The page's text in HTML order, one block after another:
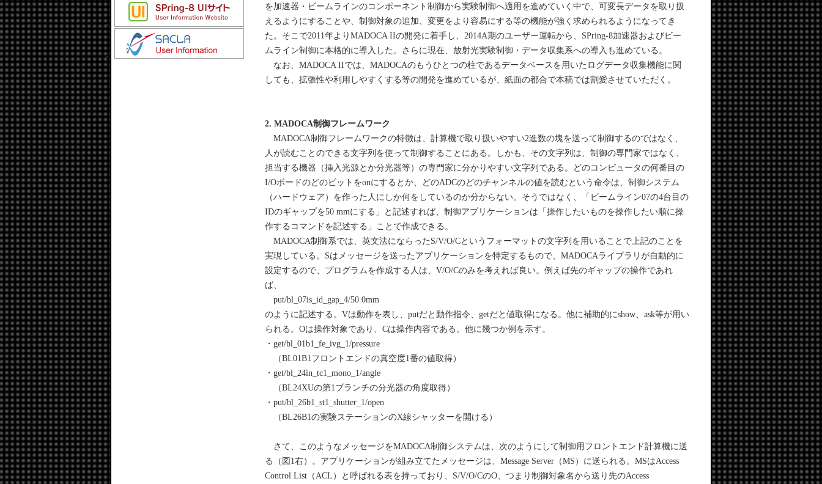
を加速器・ビームラインのコンポーネント制御から実験制御へ適用を進めていく中で、可変長データを取り扱
えるようにすることや、制御対象の追加、変更をより容易にする等の機能が強く求められるようになってき
た。そこで2011年よりMADOCA IIの開発に着手し、2014A期のユーザー運転から、SPring-8加速器およびビー
ムライン制御に本格的に導入した。さらに現在、放射光実験制御・データ収集系への導入も進めている。
なお、MADOCA IIでは、MADOCAのもうひとつの柱であるデータベースを用いたログデータ収集機能に関
しても、拡張性や利用しやすくする等の開発を進めているが、紙面の都合で本稿では割愛させていただく。
2. MADOCA制御フレームワーク
MADOCA制御フレームワークの特徴は、計算機で取り扱いやすい2進数の塊を送って制御するのではなく、
人が読むことのできる文字列を使って制御することにある。しかも、その文字列は、制御の専門家ではなく、
担当する機器（挿入光源とか分光器等）の専門家に分かりやすい文字列である。どのコンピュータの何番目の
I/Oボードのどのビットをonにするとか、どのADCのどのチャンネルの値を読むという命令は、制御システム
（ハードウェア）を作った人にしか何をしているのか分からない。そうではなく、「ビームライン07の4台目の
IDのギャップを50 mmにする」と記述すれば、制御アプリケーションは「操作したいものを操作したい順に操
作するコマンドを記述する」ことで作成できる。
MADOCA制御系では、英文法にならったS/V/O/Cというフォーマットの文字列を用いることで上記のことを
実現している。Sはメッセージを送ったアプリケーションを特定するもので、MADOCAライブラリが自動的に
設定するので、プログラムを作成する人は、V/O/Cのみを考えれば良い。例えば先のギャップの操作であれ
ば、
put/bl_07is_id_gap_4/50.0mm
のように記述する。Vは動作を表し、putだと動作指令、getだと値取得になる。他に補助的にshow、ask等が用い
られる。Oは操作対象であり、Cは操作内容である。他に幾つか例を示す。
・get/bl_01b1_fe_ivg_1/pressure
（BL01B1フロントエンドの真空度1番の値取得）
・get/bl_24in_tc1_mono_1/angle
（BL24XUの第1ブランチの分光器の角度取得）
・put/bl_26b1_st1_shutter_1/open
（BL26B1の実験ステーションのX線シャッターを開ける）
さて、このようなメッセージをMADOCA制御システムは、次のようにして制御用フロントエンド計算機に送
る（図1右）。アプリケーションが組み立てたメッセージは、Message Server（MS）に送られる。MSはAccess
Control List（ACL）と呼ばれる表を持っており、S/V/O/CのO、つまり制御対象名から送り先のAccess